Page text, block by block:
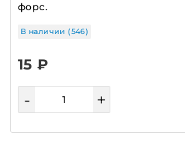
форс.
В наличии (546)
15 ₽
- +